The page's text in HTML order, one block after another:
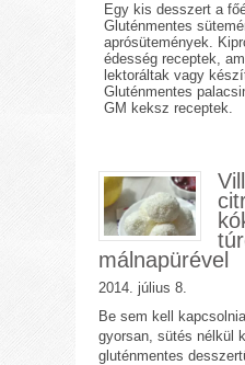
Egy kis desszert a
Gluténmentes
aprósütemények.
édesség receptek,
lektoráltak vagy
Gluténmentes
GM keksz receptek.
málnapürével
2014. július 8.
Be sem kell
gyorsan, sütés nélkül
gluténmentes